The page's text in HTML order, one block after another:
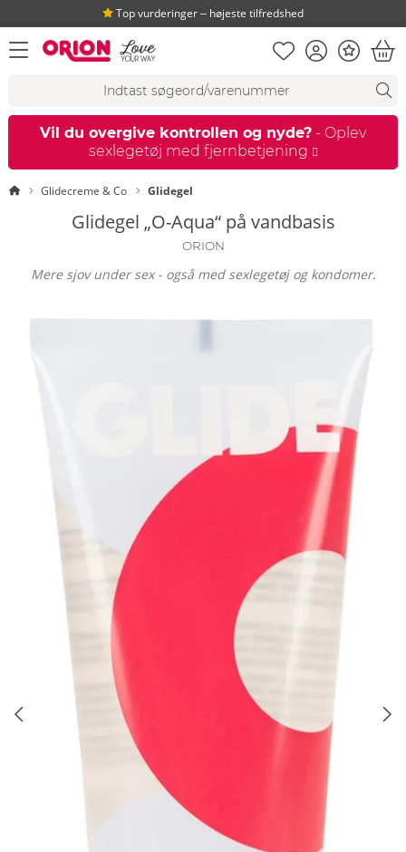
Top vurderinger ‒ højeste tilfredshed
åbn menu Huskeseddel
Kundekonto
Bonus
Vil du overgive kontrollen og nyde? - Oplev
sexlegetøj med fjernbetjening
StartsideGlidecreme & Co Glidegel
Glidegel „O-Aqua“ på vandbasis
ORION
Mere sjov under sex - også med sexlegetøj og kondomer.